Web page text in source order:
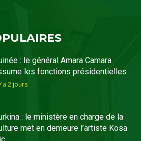
: le général Amara Camara
les fonctions présidentielles
2 jours
: le ministère en charge de la
met en demeure l’artiste Kosa